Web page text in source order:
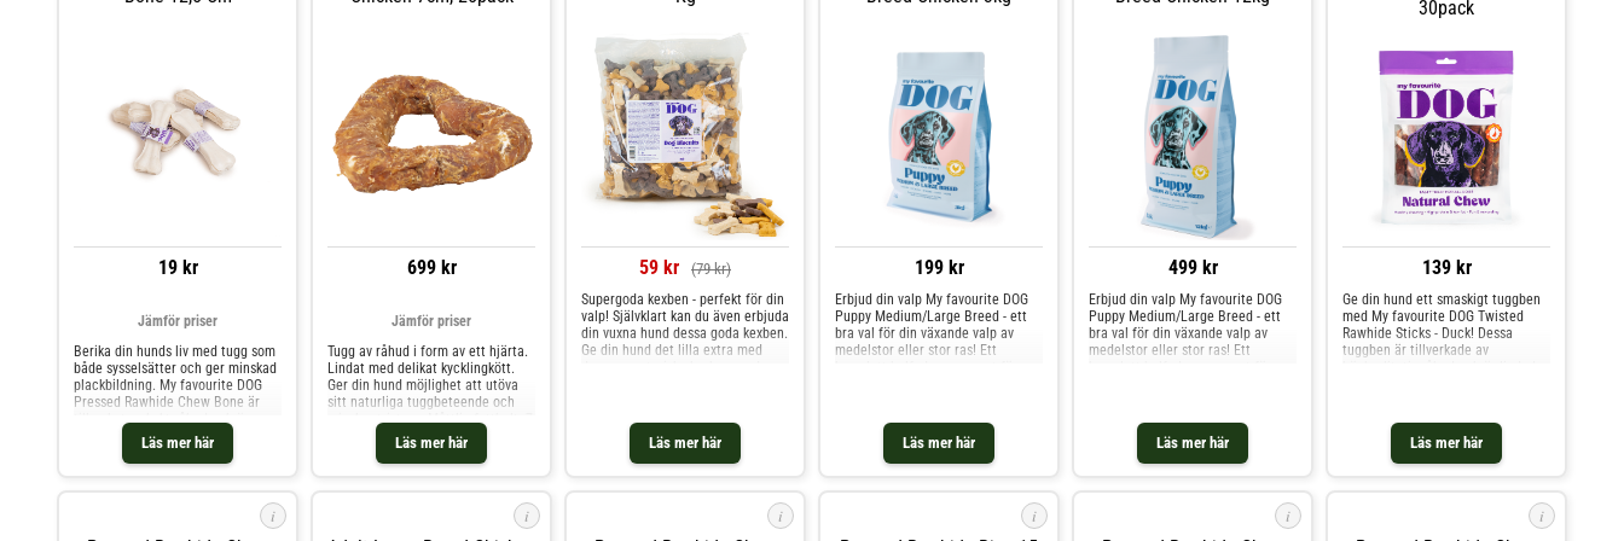
19 kr
Läs mer här
Jämför priser
Berika din hunds liv med tugg som
både sysselsätter och ger minskad
plackbildning. My favourite DOG
Pressed Rawhide Chew Bone är
tillverkat av kokt råhud och är en
riktig favorit hos fyrbenta vänner
överallt. Tuggbenet ger inte bara
sysselsättning och möjlighet att
utan är också ett sätt att främja
god munhygien. Gör din hund glad
och erbjud den ett tuggben från
699 kr
Läs mer här
Jämför priser
Tugg av råhud i form av ett hjärta.
Lindat med delikat kycklingkött.
Ger din hund möjlighet att utöva
sitt naturliga tuggbeteende och
minskar tristess. Måttlig fetthalt. 7
cm. 100% naturliga snacks. Inget
gluten, inga konstgjorda tillsatser,
inget socker.
59 kr (79 kr)
Läs mer här
Supergoda kexben - perfekt för din
valp! Självklart kan du även erbjuda
din vuxna hund dessa goda kexben.
Ge din hund det lilla extra med
belöning på promenaden.
Tillverkade i Nederländerna
199 kr
Läs mer här
Erbjud din valp My favourite DOG
Puppy Medium/Large Breed - ett
bra val för din växande valp av
medelstor eller stor ras! Ett
smakligt innehåll av färsk kyckling
som är den första ingrediensen.
Förutom smakligheten innehåller
Protein och fett i anpassade nivåer
för valpar, kalcium och fosfor i
499 kr
Läs mer här
Erbjud din valp My favourite DOG
Puppy Medium/Large Breed - ett
bra val för din växande valp av
medelstor eller stor ras! Ett
smakligt innehåll av färsk kyckling
som är den första ingrediensen.
Förutom smakligheten innehåller
Protein och fett i anpassade nivåer
för valpar, kalcium och fosfor i
30pack
139 kr
Läs mer här
Ge din hund ett smaskigt tuggben
med My favourite DOG Twisted
Rawhide Sticks - Duck! Dessa
tuggben är tillverkade av
hund glad utan främjar även
munhälsan genom att mekaniskt
avlägsna plack. Perfekt som ett
sysselsättning för din hund. Tänk
kompletteringsfoder och inte ska
i i i i i i